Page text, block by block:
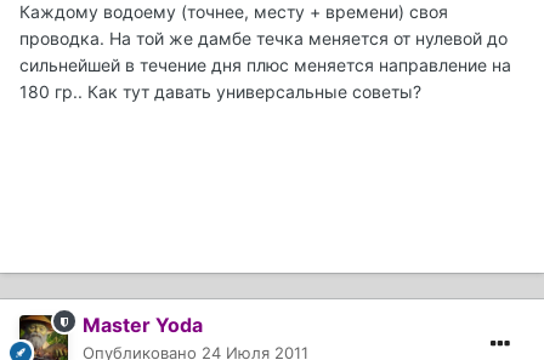
Каждому водоему (точнее, месту + времени) своя
проводка. На той же дамбе течка меняется от нулевой до
сильнейшей в течение дня плюс меняется направление на
180 гр.. Как тут давать универсальные советы?
Master Yoda
Опубликовано 24 Июля 2011